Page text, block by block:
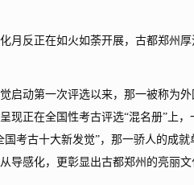
反正在如火如荼开展，古都郑州厚
动第一次评选以来，那一被称为外
现正在全国性考古评选“混名册”上
国考古十大新发觉”，那一骄人的成
导感化，更彰显出古都郑州的亮丽文